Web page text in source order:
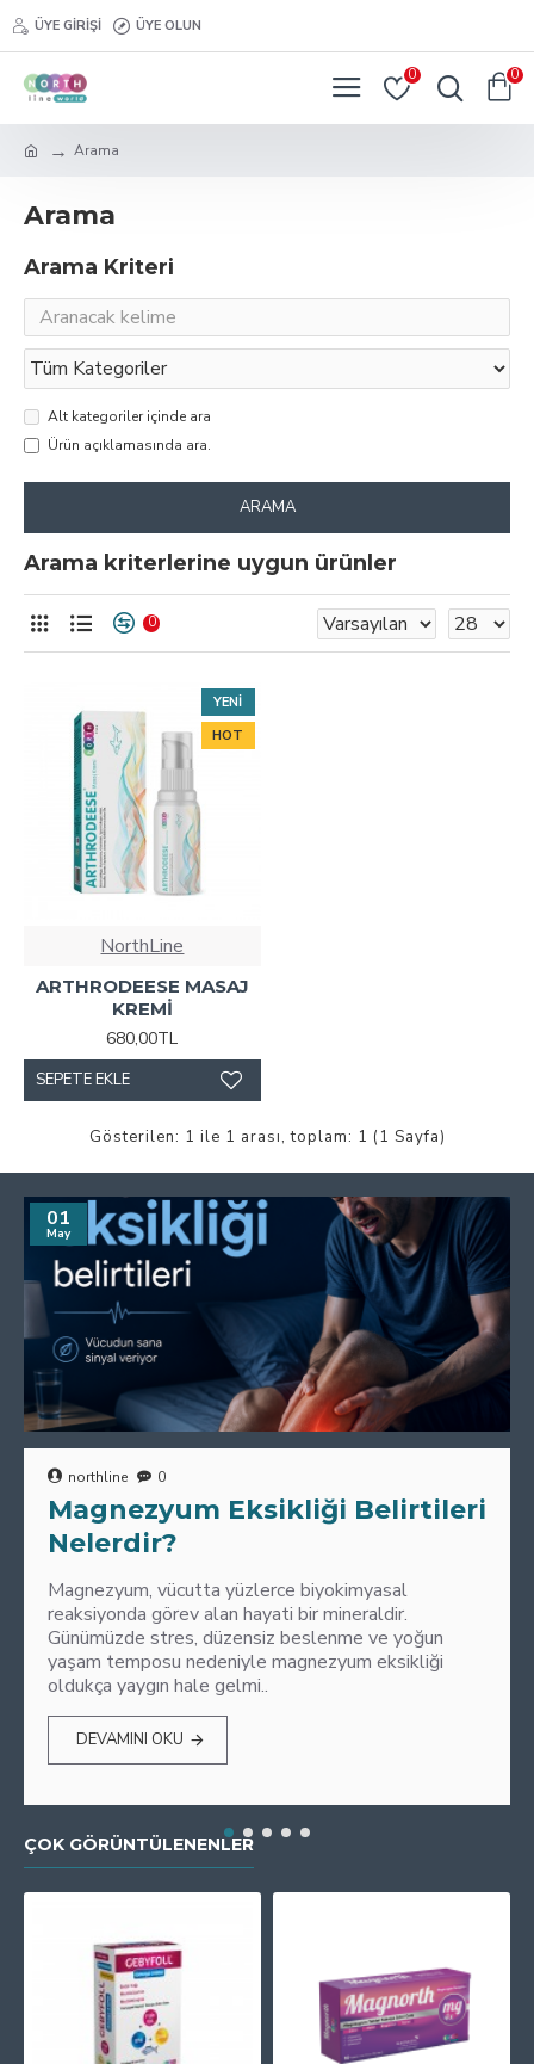
ÜYE GIRIŞI ÜYE OLUN
0 0
Arama
Arama
Arama Kriteri
Alt kategoriler içinde ara
Ürün açıklamasında ara.
ARAMA
Arama kriterlerine uygun ürünler
0
YENI
HOT
NorthLine
ARTHRODEESE MASAJ
KREMİ
680,00TL
SEPETE EKLE
Gösterilen: 1 ile 1 arası, toplam: 1 (1 Sayfa)
01
May
northline 0
Magnezyum Eksikliği Belirtileri
Nelerdir?
Magnezyum, vücutta yüzlerce biyokimyasal
reaksiyonda görev alan hayati bir mineraldir.
Günümüzde stres, düzensiz beslenme ve yoğun
yaşam temposu nedeniyle magnezyum eksikliği
oldukça yaygın hale gelmi..
DEVAMINI OKU
ÇOK GÖRÜNTÜLENENLER